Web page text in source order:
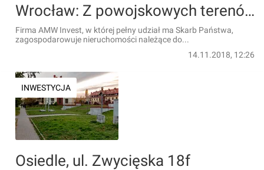
Wrocław: Z powojskowych terenów na granicy Partynic i Ołtaszyna zniknie garaż, a powstaną mieszkania
Firma AMW Invest, w której pełny udział ma Skarb Państwa,
zagospodarowuje nieruchomości należące do...
14.11.2018, 12:26
INWESTYCJA
Osiedle, ul. Zwycięska 18f